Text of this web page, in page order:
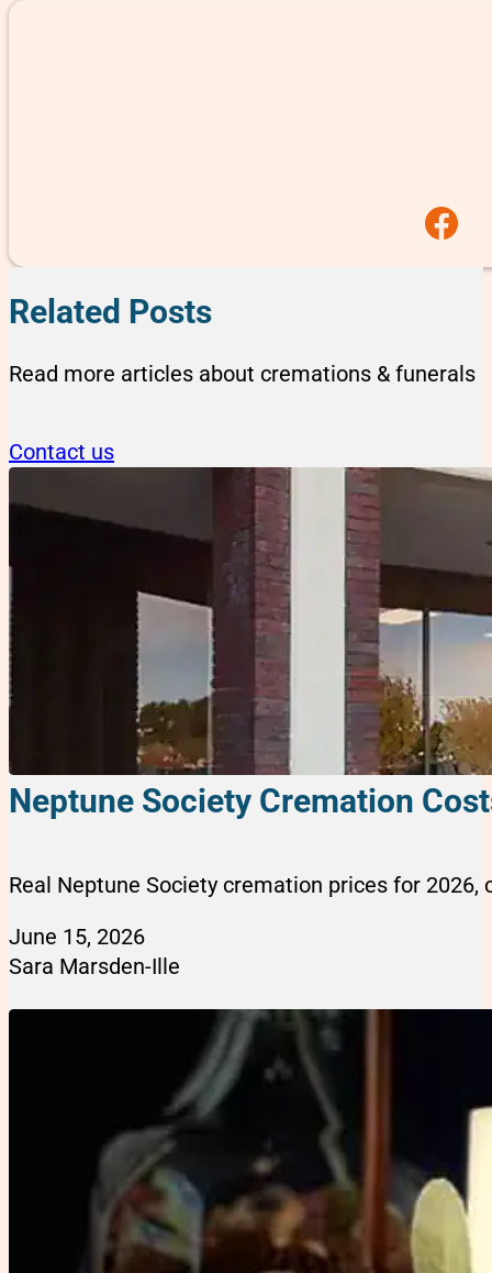
Follow us on
Related Posts
Read more articles about cremations & funerals
Contact us
Neptune Society Cremation
Real Neptune Society cremation prices for
June 15, 2026
Sara Marsden-Ille